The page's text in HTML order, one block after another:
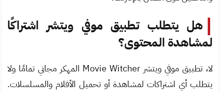
هل يتطلب تطبيق موفي ويتشر اشتراكًا
لمشاهدة المحتوى؟
لا، تطبيق موفي ويتشر Movie Witcher المهكر مجاني تمامًا ولا
يتطلب أي اشتراكات لمشاهدة أو تحميل الأفلام والمسلسلات.